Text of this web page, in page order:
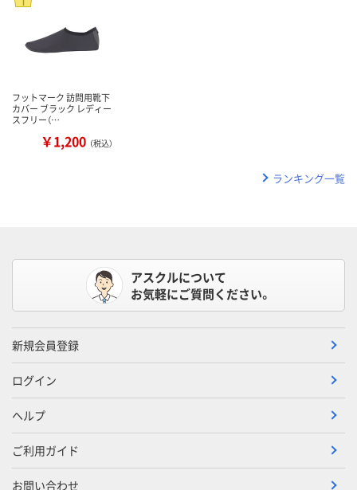
フットマーク 訪問用靴下
カバー ブラック レディー
スフリー（…
￥1,200 （税込）
ランキング一覧
アスクルについて
お気軽にご質問ください。
新規会員登録
ログイン
ヘルプ
ご利用ガイド
お問い合わせ